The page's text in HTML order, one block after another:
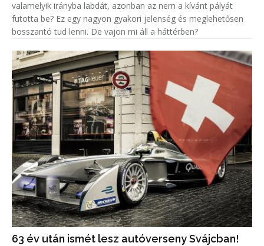
valamelyik irányba labdát, azonban az nem a kívánt pályát
futotta be? Ez egy nagyon gyakori jelenség és meglehetősen
bosszantó tud lenni. De vajon mi áll a háttérben?
63 év után ismét lesz autóverseny Svájcban!